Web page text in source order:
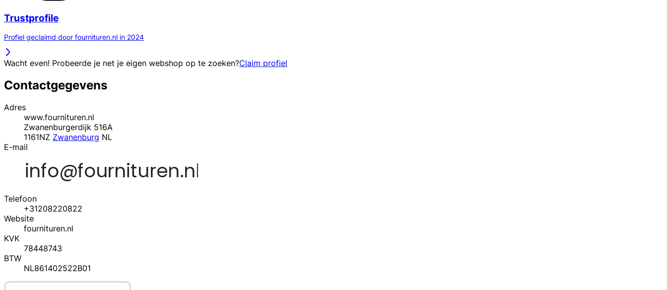
Trustprofile
Profiel geclaimd door fournituren.nl in 2024
Wacht even! Probeerde je net je eigen webshop op te zoeken?Claim profiel
Contactgegevens
Adres
www.fournituren.nl
Zwanenburgerdijk 516A
1161NZ Zwanenburg NL
E-mail
Telefoon
+31208220822
Website
fournituren.nl
KVK
78448743
BTW
NL861402522B01